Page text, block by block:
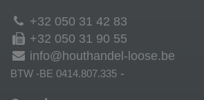
+32 050 31 42 83
+32 050 31 90 55
info@houthandel-loose.be
BTW -BE 0414.807.335 -